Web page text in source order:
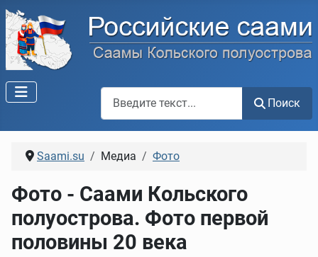
Поиск
Saami.su Медиа Фото
Фото - Саами Кольского
полуострова. Фото первой
половины 20 века